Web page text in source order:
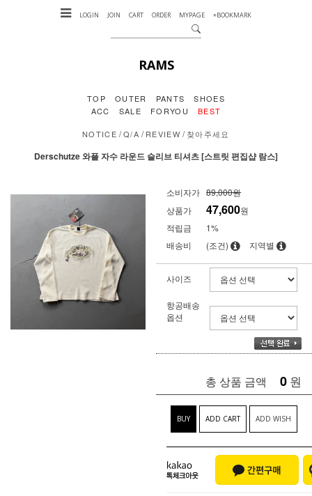
LOGIN JOIN CART ORDER MYPAGE +BOOKMARK
RAMS
TOP OUTER PANTS
SHOES
ACC
SALE FORYOU BEST
NOTICE /Q/A /REVIEW /찾아주세요
Derschutze 와플 자수 라운드 슬리브 티셔츠 [스트릿 편집샵 람스]
소비자가 89,000원
상품가
47,600원
적립금
1%
배송비
(조건) 지역별
사이즈
항공배송
옵션
총 상품 금액 0 원
BUY ADD CART ADD WISH